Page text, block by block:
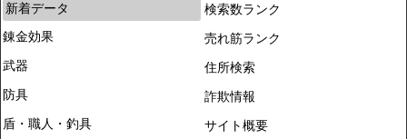
新着データ
錬金効果
武器
防具
盾・職人・釣具
検索数ランク
売れ筋ランク
住所検索
詐欺情報
サイト概要